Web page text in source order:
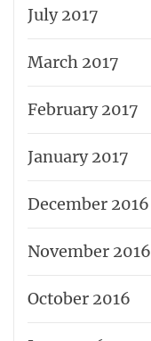
July 2017
March 2017
February 2017
January 2017
December 2016
November 2016
October 2016